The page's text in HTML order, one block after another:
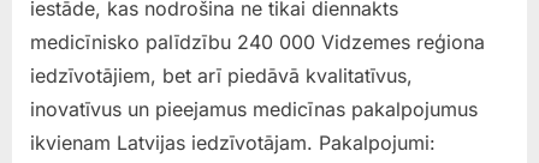
iestāde, kas nodrošina ne tikai diennakts
medicīnisko palīdzību 240 000 Vidzemes reģiona
iedzīvotājiem, bet arī piedāvā kvalitatīvus,
inovatīvus un pieejamus medicīnas pakalpojumus
ikvienam Latvijas iedzīvotājam. Pakalpojumi: